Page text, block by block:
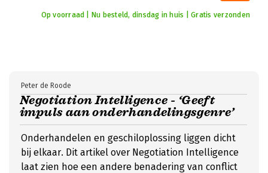
Op voorraad | Nu besteld, dinsdag in huis | Gratis verzonden
Negotiation Intelligence - ‘Geeft
impuls aan onderhandelingsgenre’
Peter de Roode
Onderhandelen en geschiloplossing liggen dicht
bij elkaar. Dit artikel over Negotiation Intelligence
laat zien hoe een andere benadering van conflict